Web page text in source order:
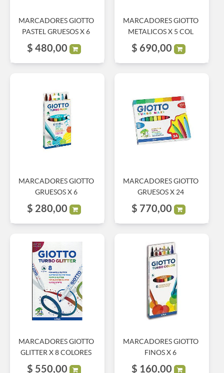
MARCADORES GIOTTO
PASTEL GRUESOS X 6
$ 480,00
MARCADORES GIOTTO
METALICOS X 5 COL
$ 690,00
MARCADORES GIOTTO
GRUESOS X 6
$ 280,00
MARCADORES GIOTTO
GRUESOS X 24
$ 770,00
MARCADORES GIOTTO
GLITTER X 8 COLORES
$ 550,00
MARCADORES GIOTTO
FINOS X 6
$ 160,00